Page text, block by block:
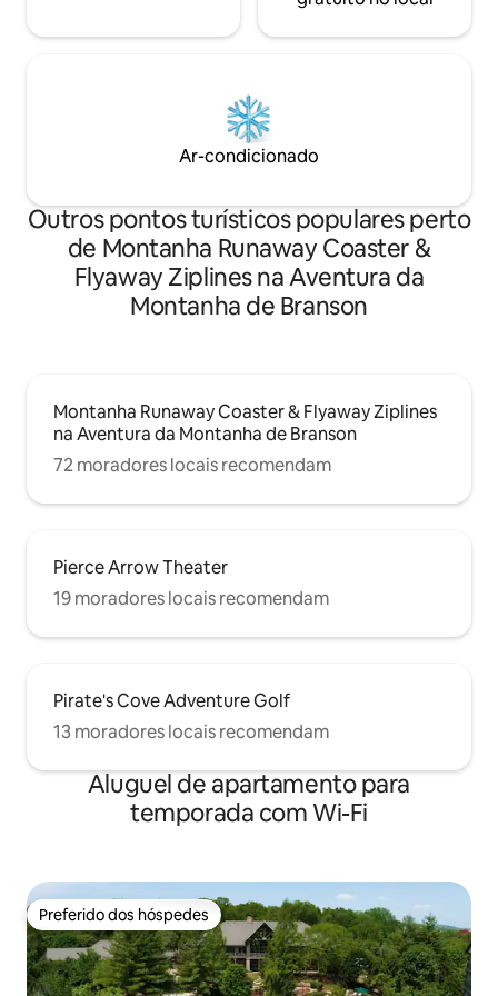
Ar-condicionado
Outros pontos turísticos populares perto
de Montanha Runaway Coaster &
Flyaway Ziplines na Aventura da
Montanha de Branson
Montanha Runaway Coaster & Flyaway Ziplines
na Aventura da Montanha de Branson
72 moradores locais recomendam
Pierce Arrow Theater
19 moradores locais recomendam
Pirate's Cove Adventure Golf
13 moradores locais recomendam
Aluguel de apartamento para
temporada com Wi-Fi
Preferido dos hóspedes
Preferido dos hóspedes